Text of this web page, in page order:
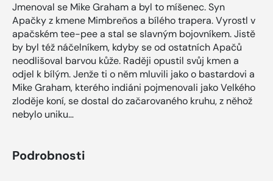
Jmenoval se Mike Graham a byl to míšenec. Syn
Apačky z kmene Mimbreňos a bílého trapera. Vyrostl v
apačském tee-pee a stal se slavným bojovníkem. Jistě
by byl též náčelníkem, kdyby se od ostatních Apačů
neodlišoval barvou kůže. Raději opustil svůj kmen a
odjel k bílým. Jenže ti o něm mluvili jako o bastardovi a
Mike Graham, kterého indiáni pojmenovali jako Velkého
zloděje koní, se dostal do začarovaného kruhu, z něhož
nebylo uniku…
Podrobnosti